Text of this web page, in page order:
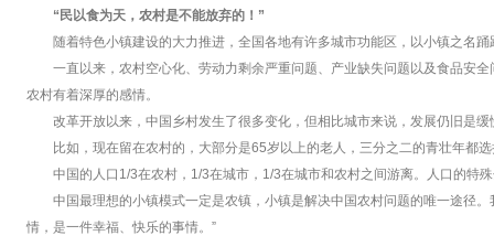
“民以食为天，农村是不能放弃的！”
随着特色小镇建设的大力推进，全国各地有许多城市功能区，以小镇之名
一直以来，农村空心化、劳动力剩余严重问题、产业缺失问题以及食品安
农村有着深厚的感情。
改革开放以来，中国乡村发生了很多变化，但相比城市来说，发展仍旧是
比如，现在留在农村的，大部分是65岁以上的老人，三分之二的青壮年
中国的人口1/3在农村，1/3在城市，1/3在城市和农村之间游离。人口的特
中国最理想的小镇模式一定是农镇，小镇是解决中国农村问题的唯一途径
情，是一件幸福、快乐的事情。”